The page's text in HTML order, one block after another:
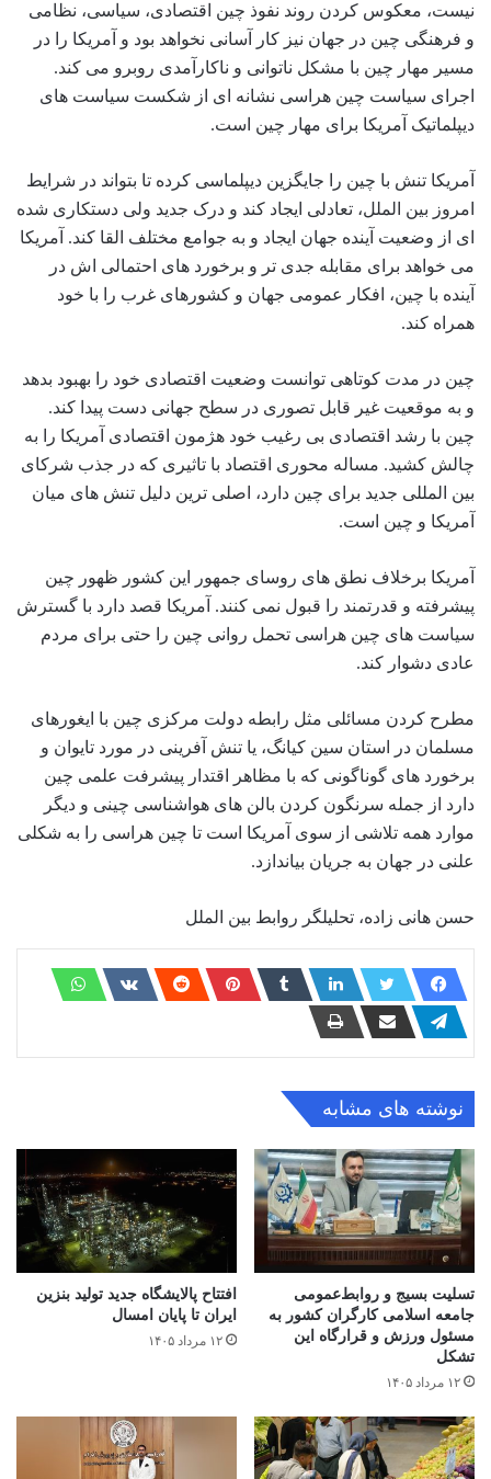
نیست، معکوس کردن روند نفوذ چین اقتصادی، سیاسی، نظامی
و فرهنگی چین در جهان نیز کار آسانی نخواهد بود و آمریکا را در
مسیر مهار چین با مشکل ناتوانی و ناکارآمدی روبرو می کند.
اجرای سیاست چین هراسی نشانه ای از شکست سیاست های
دیپلماتیک آمریکا برای مهار چین است.
آمریکا تنش با چین را جایگزین دیپلماسی کرده تا بتواند در شرایط
امروز بین الملل، تعادلی ایجاد کند و درک جدید ولی دستکاری شده
ای از وضعیت آینده جهان ایجاد و به جوامع مختلف القا کند. آمریکا
می خواهد برای مقابله جدی تر و برخورد های احتمالی اش در
آینده با چین، افکار عمومی جهان و کشورهای غرب را با خود
همراه کند.
چین در مدت کوتاهی توانست وضعیت اقتصادی خود را بهبود بدهد
و به موقعیت غیر قابل تصوری در سطح جهانی دست پیدا کند.
چین با رشد اقتصادی بی رغیب خود هژمون اقتصادی آمریکا را به
چالش کشید. مساله محوری اقتصاد با تاثیری که در جذب شرکای
بین المللی جدید برای چین دارد، اصلی ترین دلیل تنش های میان
آمریکا و چین است.
آمریکا برخلاف نطق های روسای جمهور این کشور ظهور چین
پیشرفته و قدرتمند را قبول نمی کنند. آمریکا قصد دارد با گسترش
سیاست های چین هراسی تحمل روانی چین را حتی برای مردم
عادی دشوار کند.
مطرح کردن مسائلی مثل رابطه دولت مرکزی چین با ایغورهای
مسلمان در استان سین کیانگ، یا تنش آفرینی در مورد تایوان و
برخورد های گوناگونی که با مظاهر اقتدار پیشرفت علمی چین
دارد از جمله سرنگون کردن بالن های هواشناسی چینی و دیگر
موارد همه تلاشی از سوی آمریکا است تا چین هراسی را به شکلی
علنی در جهان به جریان بیاندازد.
حسن هانی زاده، تحلیلگر روابط بین الملل
نوشته های مشابه
تسلیت بسیج و روابط‌عمومی
جامعه اسلامی کارگران کشور به
مسئول ورزش و قرارگاه این
تشکل
۱۲ مرداد ۱۴۰۵
افتتاح ‌پالایشگاه جدید تولید بنزین
ایران تا پایان امسال
۱۲ مرداد ۱۴۰۵